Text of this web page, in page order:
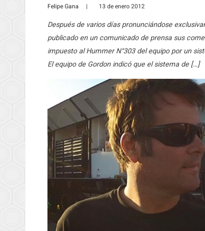
Felipe Gana | 13 de enero 2012
Después de varios días pronunciándose
publicado en un comunicado de prensa sus
impuesto al Hummer N°303 del equipo por un
El equipo de Gordon indicó que el sistema de […]